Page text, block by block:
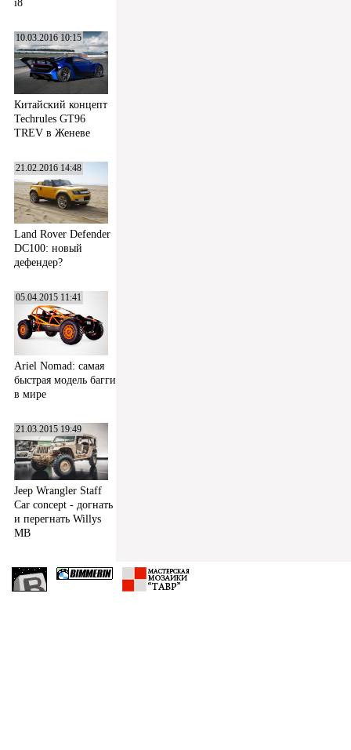
i8
10.03.2016 10:15
Китайский концепт
Techrules GT96
TREV в Женеве
21.02.2016 14:48
Land Rover Defender
DC100: новый
дефендер?
05.04.2015 11:41
Ariel Nomad: самая
быстрая модель багги
в мире
21.03.2015 19:49
Jeep Wrangler Staff
Car concept - догнать
и перегнать Willys
MB